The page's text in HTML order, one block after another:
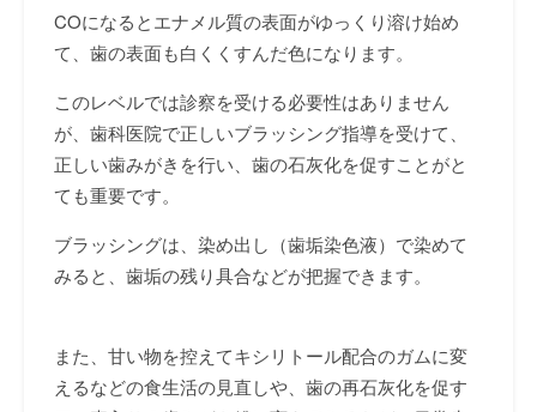
COになるとエナメル質の表面がゆっくり溶け始め
て、歯の表面も白くくすんだ色になります。
このレベルでは診察を受ける必要性はありません
が、歯科医院で正しいブラッシング指導を受けて、
正しい歯みがきを行い、歯の石灰化を促すことがと
ても重要です。
ブラッシングは、染め出し（歯垢染色液）で染めて
みると、歯垢の残り具合などが把握できます。
また、甘い物を控えてキシリトール配合のガムに変
えるなどの食生活の見直しや、歯の再石灰化を促す